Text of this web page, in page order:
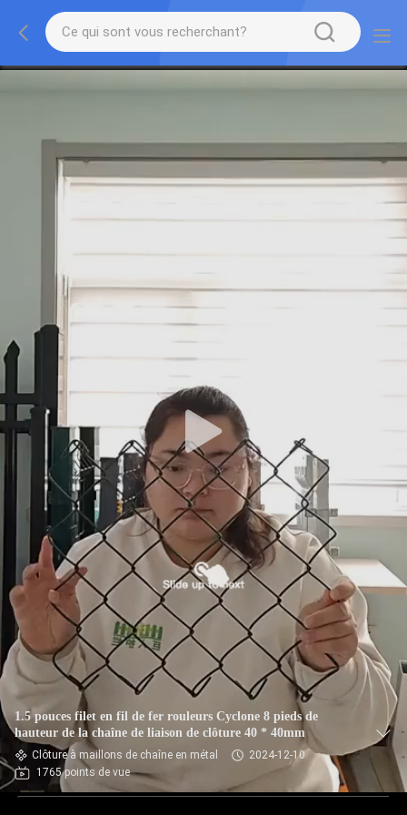
1.5 pouces filet en fil de fer rouleurs Cyclone 8 pieds de
hauteur de la chaîne de liaison de clôture 40 * 40mm
Clôture à maillons de chaîne en métal
2024-12-10
1765 points de vue